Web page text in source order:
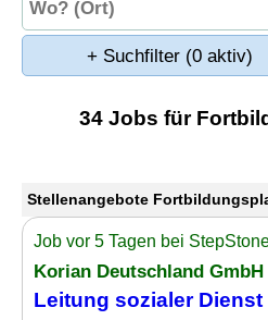
+ Suchfilter (0 aktiv)
34 Jobs für
Stellenangebote
Job vor 5 Tagen bei
Korian Deutschland GmbH
Leitung sozialer Dienst